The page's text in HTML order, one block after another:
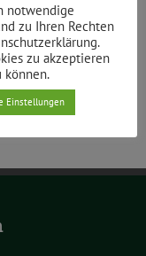
notwendige
zu Ihren Rechten
zu akzeptieren
können.
Einstellungen